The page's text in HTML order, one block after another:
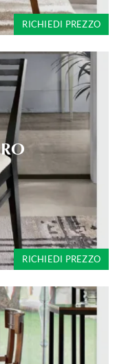
RICHIEDI PREZZO
RICHIEDI PREZZO